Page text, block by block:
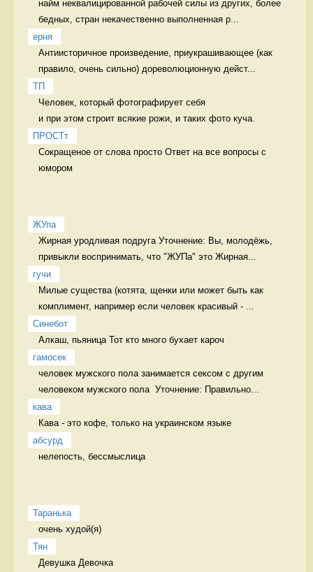
найм неквалицированной рабочей силы из других, более
бедных, стран некачественно выполненная р...
ерня
Антиисторичное произведение, приукрашивающее (как
правило, очень сильно) дореволюционную дейст...
ТП
Человек, который фотографирует себя
и при этом строит всякие рожи, и таких фото куча.
ПРОСТт
Сокращеное от слова просто Ответ на все вопросы с
юмором
ЖУпа
Жирная уродливая подруга Уточнение: Вы, молодёжь,
привыкли воспринимать, что "ЖУПа" это Жирная...
гучи
Милые существа (котята, щенки или может быть как
комплимент, например если человек красивый - ...
Синебот
Алкаш, пьяница Тот кто много бухает кароч
гамосек
человек мужского пола занимается сексом с другим
человеком мужского пола  Уточнение: Правильно...
кава
Кава - это кофе, только на украинском языке
абсурд
нелепость, бессмыслица
Таранька
очень худой(я)
Тян
Девушка Девочка